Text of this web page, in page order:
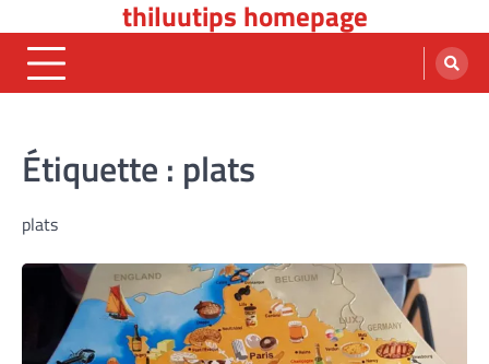
to
content
thiluutips homepage
Étiquette : plats
plats